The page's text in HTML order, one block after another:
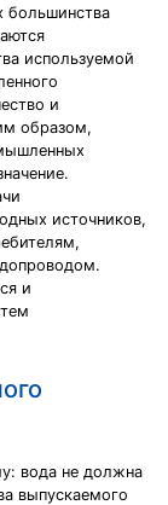
большинства
используемой
и
образом,
источников,
и
вода не должна
выпускаемого